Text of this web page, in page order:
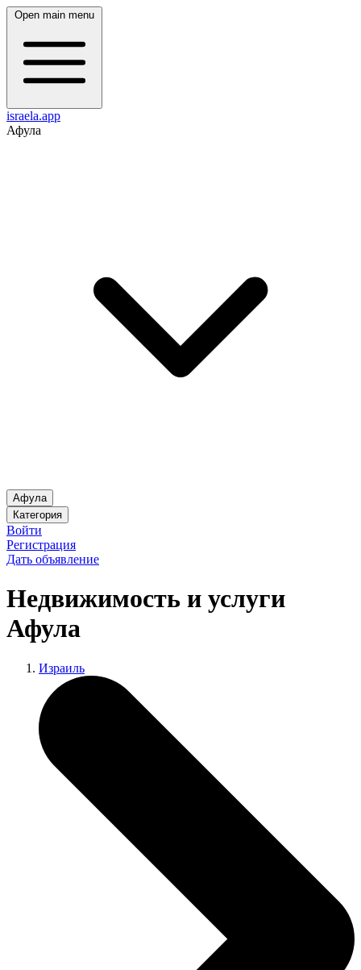
Open main menu
israela.app
Афула
Афула
Категория
Войти
Регистрация
Дать объявление
Недвижимость и услуги
Афула
Израиль